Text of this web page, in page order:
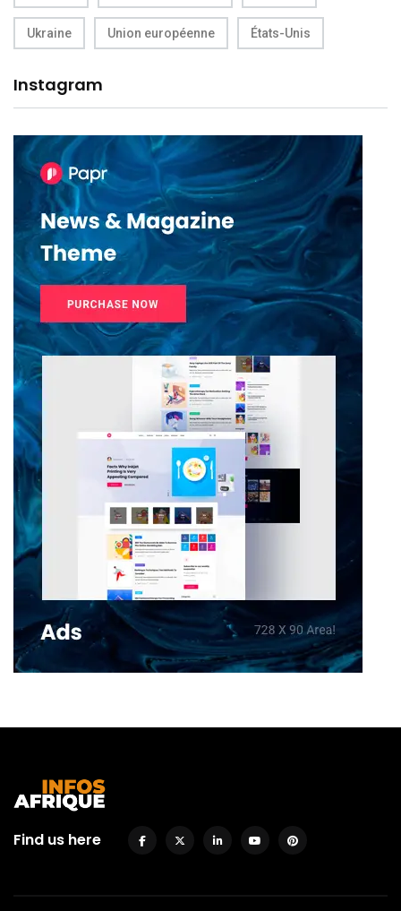
Ukraine Union européenne États-Unis
Instagram
Find us here